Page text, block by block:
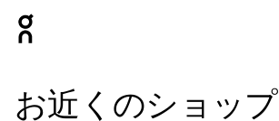
お近くのショップ